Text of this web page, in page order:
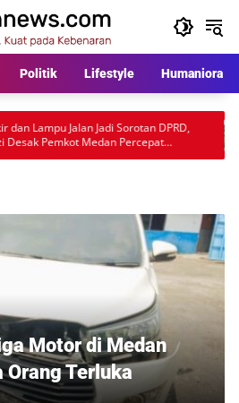
Politik Lifestyle Humaniora
Jadi Sorotan DPRD,
Medan Percepat
Motor di Medan
Orang Terluka